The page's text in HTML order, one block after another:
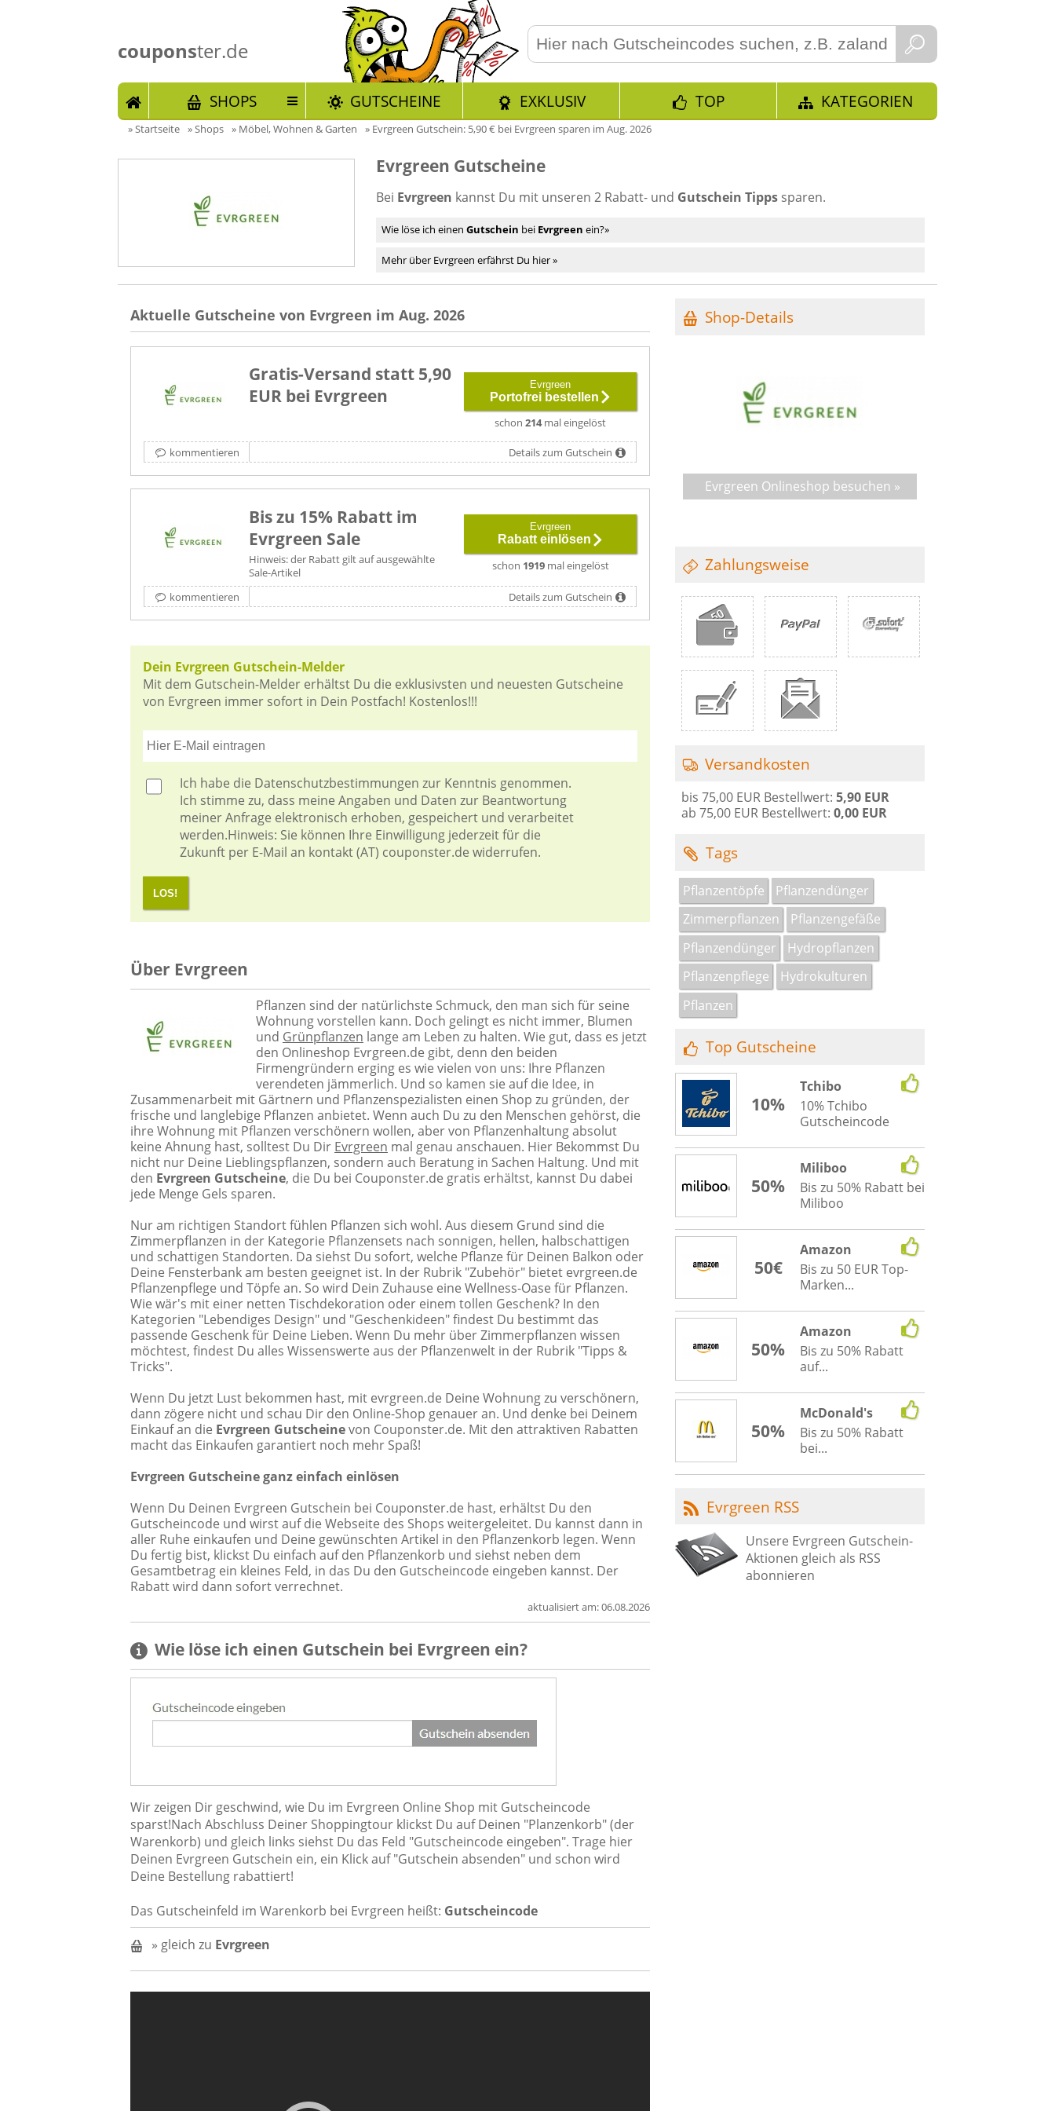
couponster.de
START SHOPS GUTSCHEINE EXKLUSIV TOP KATEGORIEN
»Startseite »Shops » Möbel, Wohnen & Garten » Evrgreen Gutschein: 5,90 € bei Evrgreen sparen im Aug. 2026
Evrgreen Gutscheine
Bei Evrgreen kannst Du mit unseren 2 Rabatt- und Gutschein Tipps sparen.
Wie löse ich einen Gutschein bei Evrgreen ein?»
Mehr über Evrgreen erfährst Du hier »
Aktuelle Gutscheine von Evrgreen im Aug. 2026
Gratis-Versand statt 5,90
EUR bei Evrgreen
Evrgreen
Portofrei bestellen
schon 214mal eingelöst
kommentieren Details zum Gutschein
Bis zu 15% Rabatt im
Evrgreen Sale
Hinweis: der Rabatt gilt auf ausgewählte
Sale-Artikel
Evrgreen
Rabatt einlösen
schon 1919mal eingelöst
kommentieren Details zum Gutschein
Dein Evrgreen Gutschein-Melder
Mit dem Gutschein-Melder erhältst Du die exklusivsten und neuesten Gutscheine
von Evrgreen immer sofort in Dein Postfach! Kostenlos!!!
Ich habe die Datenschutzbestimmungen zur Kenntnis genommen.
Ich stimme zu, dass meine Angaben und Daten zur Beantwortung
meiner Anfrage elektronisch erhoben, gespeichert und verarbeitet
werden.Hinweis: Sie können Ihre Einwilligung jederzeit für die
Zukunft per E-Mail an kontakt (AT) couponster.de widerrufen.
LOS!
Über Evrgreen
Pflanzen sind der natürlichste Schmuck, den man sich für seine
Wohnung vorstellen kann. Doch gelingt es nicht immer, Blumen
und Grünpflanzen lange am Leben zu halten. Wie gut, dass es jetzt
den Onlineshop Evrgreen.de gibt, denn den beiden
Firmengründern erging es wie vielen von uns: Ihre Pflanzen
verendeten jämmerlich. Und so kamen sie auf die Idee, in
Zusammenarbeit mit Gärtnern und Pflanzenspezialisten einen Shop zu gründen, der
frische und langlebige Pflanzen anbietet. Wenn auch Du zu den Menschen gehörst, die
ihre Wohnung mit Pflanzen verschönern wollen, aber von Pflanzenhaltung absolut
keine Ahnung hast, solltest Du Dir Evrgreen mal genau anschauen. Hier Bekommst Du
nicht nur Deine Lieblingspflanzen, sondern auch Beratung in Sachen Haltung. Und mit
den Evrgreen Gutscheine, die Du bei Couponster.de gratis erhältst, kannst Du dabei
jede Menge Gels sparen.
Nur am richtigen Standort fühlen Pflanzen sich wohl. Aus diesem Grund sind die
Zimmerpflanzen in der Kategorie Pflanzensets nach sonnigen, hellen, halbschattigen
und schattigen Standorten. Da siehst Du sofort, welche Pflanze für Deinen Balkon oder
Deine Fensterbank am besten geeignet ist. In der Rubrik "Zubehör" bietet evrgreen.de
Pflanzenpflege und Töpfe an. So wird Dein Zuhause eine Wellness-Oase für Pflanzen.
Wie wär's mit einer netten Tischdekoration oder einem tollen Geschenk? In den
Kategorien "Lebendiges Design" und "Geschenkideen" findest Du bestimmt das
passende Geschenk für Deine Lieben. Wenn Du mehr über Zimmerpflanzen wissen
möchtest, findest Du alles Wissenswerte aus der Pflanzenwelt in der Rubrik "Tipps &
Tricks".
Wenn Du jetzt Lust bekommen hast, mit evrgreen.de Deine Wohnung zu verschönern,
dann zögere nicht und schau Dir den Online-Shop genauer an. Und denke bei Deinem
Einkauf an die Evrgreen Gutscheinevon Couponster.de. Mit den attraktiven Rabatten
macht das Einkaufen garantiert noch mehr Spaß!
Evrgreen Gutscheine ganz einfach einlösen
Wenn Du Deinen Evrgreen Gutschein bei Couponster.de hast, erhältst Du den
Gutscheincode und wirst auf die Webseite des Shops weitergeleitet. Du kannst dann in
aller Ruhe einkaufen und Deine gewünschten Artikel in den Pflanzenkorb legen. Wenn
Du fertig bist, klickst Du einfach auf den Pflanzenkorb und siehst neben dem
Gesamtbetrag ein kleines Feld, in das Du den Gutscheincode eingeben kannst. Der
Rabatt wird dann sofort verrechnet.
aktualisiert am:06.08.2026
Wie löse ich einen Gutschein bei Evrgreen ein?
Wir zeigen Dir geschwind, wie Du im Evrgreen Online Shop mit Gutscheincode
sparst!Nach Abschluss Deiner Shoppingtour klickst Du auf Deinen "Planzenkorb" (der
Warenkorb) und gleich links siehst Du das Feld "Gutscheincode eingeben". Trage hier
Deinen Evrgreen Gutschein ein, ein Klick auf "Gutschein absenden" und schon wird
Deine Bestellung rabattiert!
Das Gutscheinfeld im Warenkorb bei Evrgreen heißt: Gutscheincode
» gleich zu Evrgreen
Shop-Details
Evrgreen Onlineshop besuchen »
Zahlungsweise
Versandkosten
bis 75,00 EUR Bestellwert: 5,90 EUR
ab 75,00 EUR Bestellwert: 0,00 EUR
Tags
Pflanzentöpfe
Pflanzendünger
Zimmerpflanzen
Pflanzengefäße
Pflanzendünger
Hydropflanzen
Pflanzenpflege
Hydrokulturen
Pflanzen
Top Gutscheine
10%
Tchibo
10% Tchibo
Gutscheincode
50%
Miliboo
Bis zu 50% Rabatt bei
Miliboo
50€
Amazon
Bis zu 50 EUR Top-
Marken...
50%
Amazon
Bis zu 50% Rabatt
auf...
50%
McDonald's
Bis zu 50% Rabatt
bei...
Evrgreen RSS
Unsere Evrgreen Gutschein-
Aktionen gleich als RSS
abonnieren